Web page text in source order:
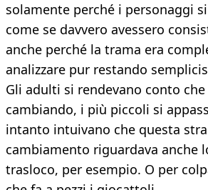
solamente perché i personaggi
come se davvero avessero
anche perché la trama era
analizzare pur restando
Gli adulti si rendevano conto
cambiando, i più piccoli si
intanto intuivano che questa
cambiamento riguardava anche
trasloco, per esempio. O per